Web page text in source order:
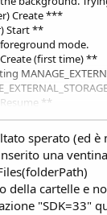
trovati: " &
String In fileList
'
" & fName)
esiste o non è
cartella non è
Create ***
Start **
mode.
(first time) **
**
Destroy (ignored)**
sperato (ed è
una
della cartelle e